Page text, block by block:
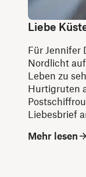
Liebe
Für Jennifer
Nordlicht
Leben zu
Hurtigruten
Liebesbrief
Mehr lesen